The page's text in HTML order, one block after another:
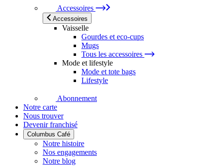
Accessoires
Accessoires
Vaisselle
Gourdes et eco-cups
Mugs
Tous les accessoires
Mode et lifestyle
Mode et tote bags
Lifestyle
Abonnement
Notre carte
Nous trouver
Devenir franchisé
Columbus Café
Notre histoire
Nos engagements
Notre blog